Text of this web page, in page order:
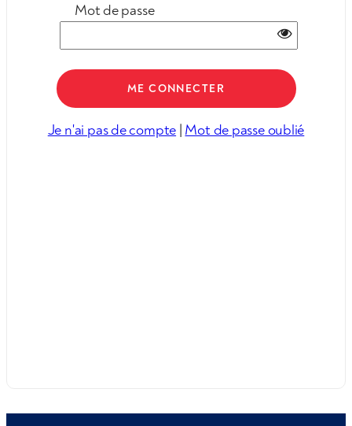
Mot de passe
Je n'ai pas de compte | Mot de passe oublié